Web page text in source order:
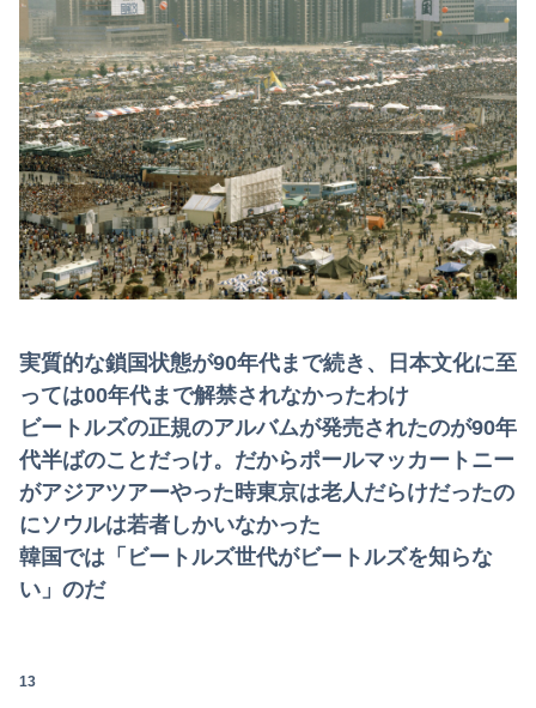
実質的な鎖国状態が90年代まで続き、日本文化に至
っては00年代まで解禁されなかったわけ
ビートルズの正規のアルバムが発売されたのが90年
代半ばのことだっけ。だからポールマッカートニー
がアジアツアーやった時東京は老人だらけだったの
にソウルは若者しかいなかった
韓国では「ビートルズ世代がビートルズを知らな
い」のだ
13